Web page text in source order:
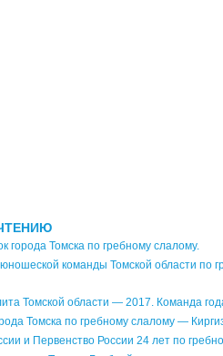
города Томска по гребному слалому.
юношеской команды Томской области по
Томской области — 2017. Команда
Томска по гребному слалому —
и Первенство России 24 лет по